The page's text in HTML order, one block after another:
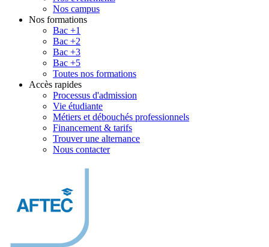
Nos campus
Nos formations
Bac +1
Bac +2
Bac +3
Bac +5
Toutes nos formations
Accès rapides
Processus d'admission
Vie étudiante
Métiers et débouchés professionnels
Financement & tarifs
Trouver une alternance
Nous contacter